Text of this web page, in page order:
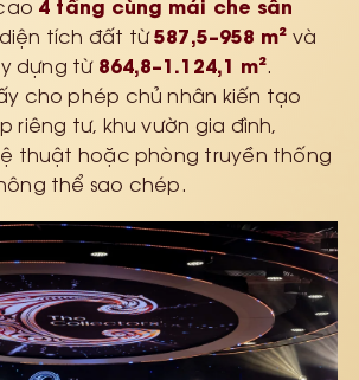
4 tầng cùng mái che sân
diện tích đất từ587,5–958 m² và
dựng từ 864,8–1.124,1 m².
cho phép chủ nhân kiến tạo
riêng tư, khu vườn gia đình,
thuật hoặc phòng truyền thống
thể sao chép.